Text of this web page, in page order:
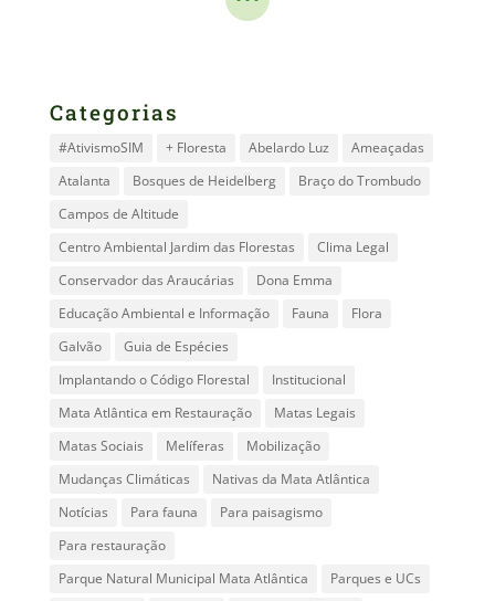
Categorias
#AtivismoSIM + Floresta Abelardo Luz
Ameaçadas
Atalanta
Bosques de Heidelberg
Braço do Trombudo
Campos de Altitude
Centro Ambiental Jardim das Florestas
Clima Legal
Conservador das Araucárias
Dona Emma
Educação Ambiental e Informação
Fauna
Flora
Galvão
Guia de Espécies
Implantando o Código Florestal
Institucional
Mata Atlântica em Restauração
Matas Legais
Matas Sociais
Melíferas
Mobilização
Mudanças Climáticas
Nativas da Mata Atlântica
Notícias
Para fauna
Para paisagismo
Para restauração
Parque Natural Municipal Mata Atlântica
Parques e UCs